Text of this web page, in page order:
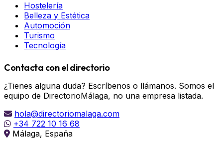
Hostelería
Belleza y Estética
Automoción
Turismo
Tecnología
Contacta con el directorio
¿Tienes alguna duda? Escríbenos o llámanos. Somos el
equipo de DirectorioMálaga, no una empresa listada.
hola@directoriomalaga.com
+34 722 10 16 68
Málaga, España